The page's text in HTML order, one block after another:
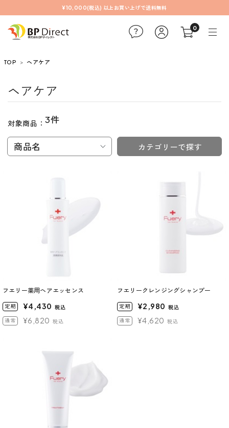
¥10,000(税込) 以上お買い上げで送料無料
0
TOP ヘアケア
ヘアケア
対象商品：3件
商品名 カテゴリーで探す
フエリー薬用ヘアエッセンス
定期 ¥4,430 税込
通常 ¥6,820 税込
フエリークレンジングシャンプー
定期 ¥2,980 税込
通常 ¥4,620 税込